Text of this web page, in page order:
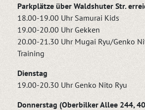
Parkplätze über Waldshuter Str.
18.00-19.00 Uhr Samurai Kids
19.00-20.00 Uhr Gekken
20.00-21.30 Uhr Mugai Ryu/Genko
Training
Dienstag
19.00-20.30 Uhr Genko Nito Ryu
Donnerstag (Oberbilker Allee 244,